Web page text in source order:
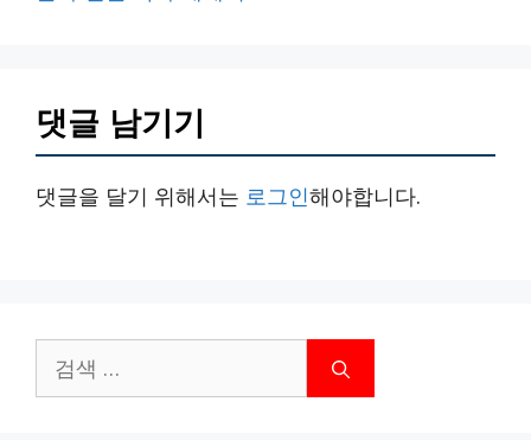
댓글 남기기
댓글을 달기 위해서는 로그인해야합니다.
색: